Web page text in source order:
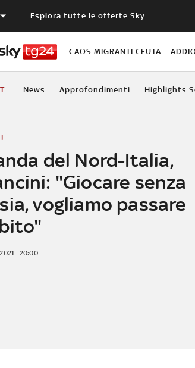
Esplora tutte le offerte Sky
CAOS MIGRANTI CEUTA
News Approfondimenti Highlights
del Nord-Italia,
"Giocare senza
vogliamo passare
- 20:00